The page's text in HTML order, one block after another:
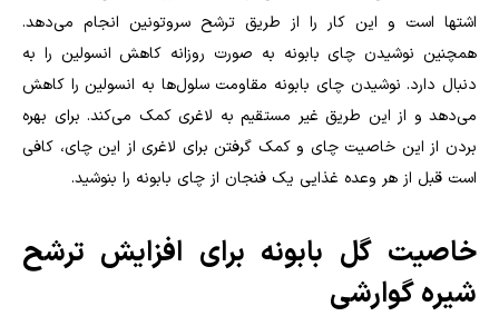
اشتها است و این کار را از طریق ترشح سروتونین انجام می‌دهد.
همچنین نوشیدن چای بابونه به صورت روزانه کاهش انسولین را به
دنبال دارد. نوشیدن چای بابونه مقاومت سلول‌ها به انسولین را کاهش
می‌دهد و از این طریق غیر مستقیم به لاغری کمک می‌کند. برای بهره
بردن از این خاصیت چای و کمک گرفتن برای لاغری از این چای، کافی
است قبل از هر وعده غذایی یک فنجان از چای بابونه را بنوشید.
خاصیت گل بابونه برای افزایش ترشح
شیره گوارشی